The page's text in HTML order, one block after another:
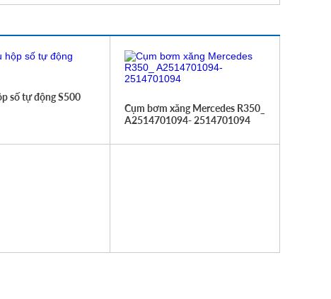
số tự động S500
Cụm bơm xăng Mercedes R350_
A2514701094- 2514701094